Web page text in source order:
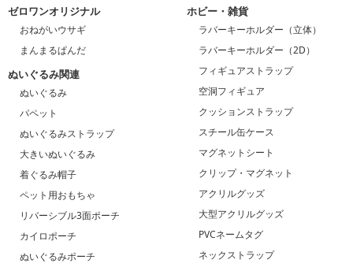
ゼロワンオリジナル
おねがいウサギ
まんまるぱんだ
ぬいぐるみ関連
ぬいぐるみ
パペット
ぬいぐるみストラップ
大きいぬいぐるみ
着ぐるみ帽子
ペット用おもちゃ
リバーシブル3面ポーチ
カイロポーチ
ぬいぐるみポーチ
ホビー・雑貨
ラバーキーホルダー（立体）
ラバーキーホルダー（2D）
フィギュアストラップ
空洞フィギュア
クッションストラップ
スチール缶ケース
マグネットシート
クリップ・マグネット
アクリルグッズ
大型アクリルグッズ
PVCネームタグ
ネックストラップ